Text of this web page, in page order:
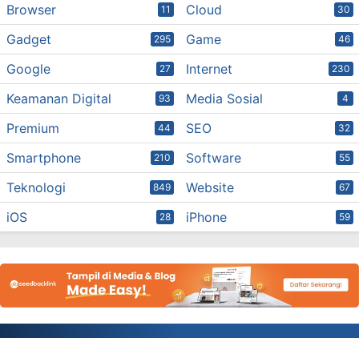
Browser 11 Cloud 30
Gadget 295 Game 46
Google 27 Internet 230
Keamanan Digital 93 Media Sosial 4
Premium 44 SEO 32
Smartphone 210 Software 55
Teknologi 849 Website 67
iOS 28 iPhone 59